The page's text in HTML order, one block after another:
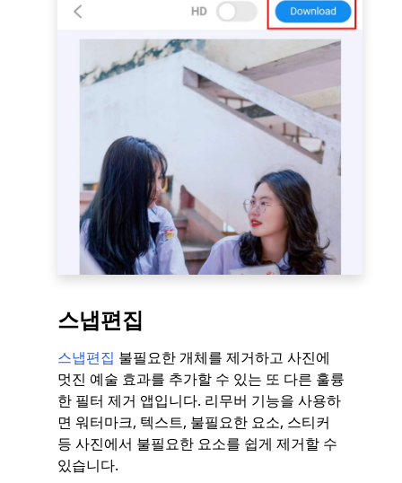
스냅편집
스냅편집 불필요한 개체를 제거하고 사진에
멋진 예술 효과를 추가할 수 있는 또 다른 훌륭
한 필터 제거 앱입니다. 리무버 기능을 사용하
면 워터마크, 텍스트, 불필요한 요소, 스티커
등 사진에서 불필요한 요소를 쉽게 제거할 수
있습니다.